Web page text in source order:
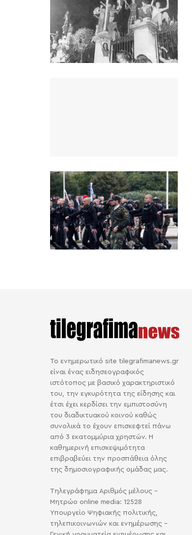
Το ενημερωτικό site tilegrafimanews.gr
είναι ένας ειδησεογραφικός
ιστότοπος με βασικό χαρακτηριστικό
του, την εγκυρότητα της είδησης και
έτσι έχει κερδίσει την εμπιστοσύνη
του διαδικτυακού κοινού καθώς
συνολικά το έχουν επισκεφτεί πάνω
από 3 εκατομμύρια χρηστών. Η
καθημερινή επισκεψιμότητα
επιβραβεύει την προσπάθεια όλης
της δημοσιογραφικής ομάδας μας.
Τηλεγράφημα Αριθμός μέλους -
Μητρώο online media: 12528
Υπουργείο Ψηφιακής πολιτικής,
τηλεπικοινωνιών και ενημέρωσης -